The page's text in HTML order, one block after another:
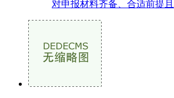
对申报材料齐备、合适前提